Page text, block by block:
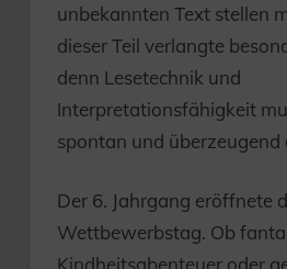
unbekannten Text stellen
dieser Teil verlangte
denn Lesetechnik und
Interpretationsfähigkeit
spontan und überzeugend
Der 6. Jahrgang eröffnete
Wettbewerbstag. Ob
Kindheitsabenteuer oder